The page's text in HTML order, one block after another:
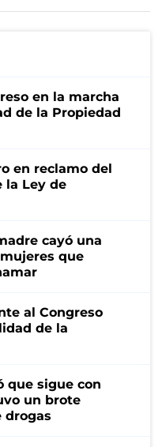
en la marcha
de la Propiedad
en reclamo del
la Ley de
cayó una
que
al Congreso
de la
que sigue con
un brote
drogas